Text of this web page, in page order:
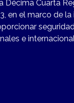
Décima Cuarta
en el marco de
e